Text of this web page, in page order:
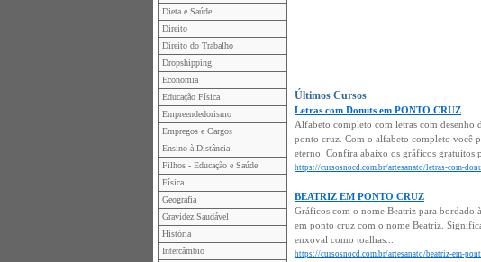
Dieta e Saúde
Direito
Direito do Trabalho
Dropshipping
Economia
Educação Física
Empreendedorismo
Empregos e Cargos
Ensino à Distância
Filhos - Educação e Saúde
Física
Geografia
Gravidez Saudável
História
Intercâmbio
Últimos Cursos
Letras com Donuts em PONTO CRUZ
Alfabeto completo com letras com desenho
ponto cruz. Com o alfabeto completo você
eterno. Confira abaixo os gráficos gratuitos
https://cursosnocd.com.br/artesanato/letras-com-
BEATRIZ EM PONTO CRUZ
Gráficos com o nome Beatriz para bordado
em ponto cruz com o nome Beatriz.
enxoval como toalhas...
https://cursosnocd.com.br/artesanato/beatriz-em-